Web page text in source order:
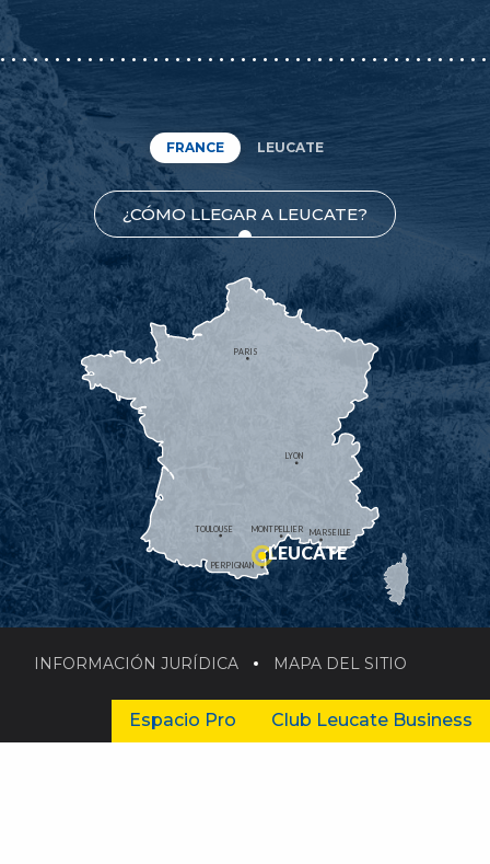
FRANCE LEUCATE
¿CÓMO LLEGAR A LEUCATE?
MONTPELLIER
PERPIGNAN
MARSEILLE
TOULOUSE
LYON
PARIS
LEUCATE
INFORMACIÓN JURÍDICA MAPA DEL SITIO
Espacio Pro Club Leucate Business